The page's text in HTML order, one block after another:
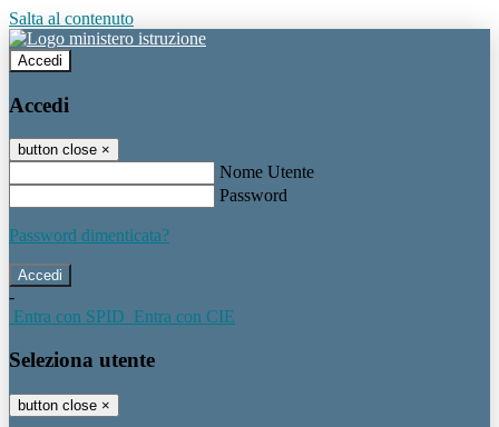
Salta al contenuto
Accedi
Accedi
button close ×
Nome Utente
Password
Password dimenticata?
-
Entra con SPID Entra con CIE
Seleziona utente
button close ×